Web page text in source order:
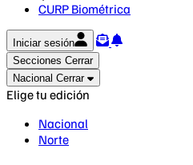
CURP Biométrica
Iniciar sesión
Secciones Cerrar
Nacional Cerrar
Elige tu edición
Nacional
Norte